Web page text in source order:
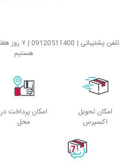
هستیم
امکان تحویل
اکسپرس
امکان پرداخت در
محل